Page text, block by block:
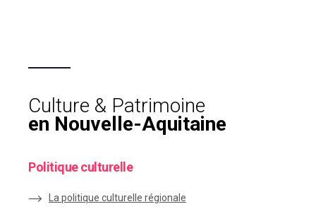
Culture & Patrimoine
en Nouvelle-Aquitaine
Politique culturelle
La politique culturelle régionale